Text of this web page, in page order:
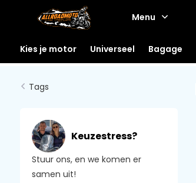
Menu
Kies je motor Universeel Bagage
Tags
Keuzestress?
Stuur ons, en we komen er
samen uit!